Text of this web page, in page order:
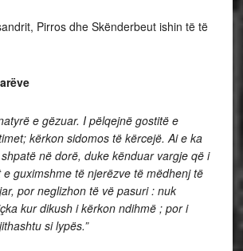
Pirros dhe Skënderbeut ishin të të
e gëzuar. I pëlqejnë gostitë e
kërkon sidomos të kërcejë. Ai e ka
në dorë, duke kënduar vargje që i
guximshme të njerëzve të mëdhenj të
por neglizhon të vë pasuri : nuk
kur dikush i kërkon ndihmë ; por i
si lypës.”